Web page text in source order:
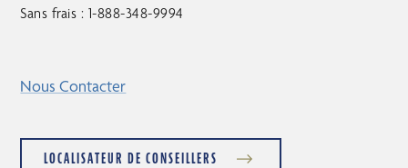
Sans frais : 1-888-348-9994
Nous Contacter
LOCALISATEUR DE CONSEILLERS